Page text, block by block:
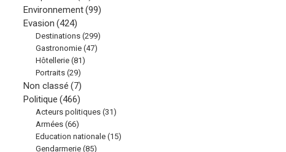
Environnement(99)
Evasion (424)
Destinations (299)
Gastronomie (47)
Hôtellerie (81)
Portraits (29)
Non classé (7)
Politique (466)
Acteurs politiques (31)
Armées (66)
Education nationale (15)
Gendarmerie (85)